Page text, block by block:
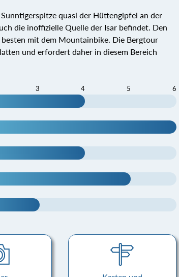
quasi der Hüttengipfel an der
die inoffizielle Quelle der Isar befindet. Den
mit dem Mountainbike. Die Bergtour
und erfordert daher in diesem Bereich
3 4 5 6